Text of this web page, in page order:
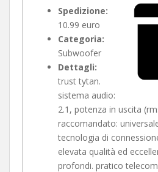
Spedizione:
10.99 euro
Categoria:
Subwoofer
Dettagli:
trust tytan.
sistema audio:
2.1, potenza in uscita
raccomandato:
tecnologia di
elevata qualità ed
profondi. pratico